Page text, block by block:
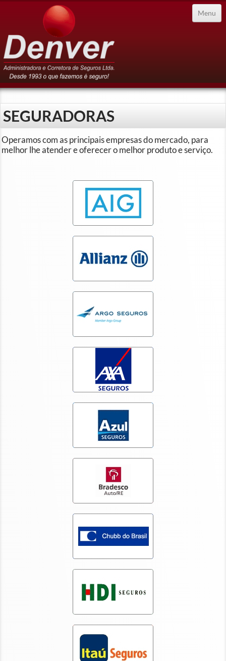
Menu
Home
SEGURADORAS
Operamos com as principais empresas do mercado, para
melhor lhe atender e oferecer o melhor produto e serviço.